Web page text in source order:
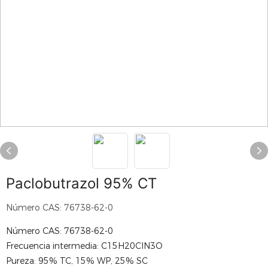
​Paclobutrazol 95% CT
Número CAS: 76738-62-0
Número CAS: 76738-62-0
Frecuencia intermedia: C15H20ClN3O
Pureza: 95% TC, 15% WP, 25% SC